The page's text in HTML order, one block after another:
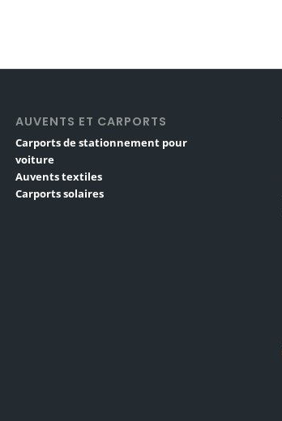
AUVENTS ET CARPORTS
Carports de stationnement pour
voiture
Auvents textiles
Carports solaires